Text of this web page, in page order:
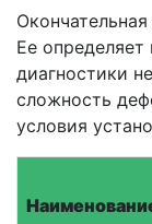
Ее определяет
диагностики
сложность
условия